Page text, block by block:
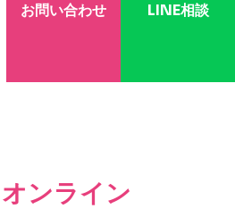
お問い合わせ LINE相談
ンライン